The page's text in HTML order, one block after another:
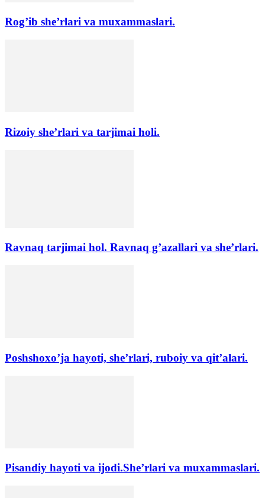
Rog’ib she’rlari va muxammaslari.
Rizoiy she’rlari va tarjimai holi.
Ravnaq tarjimai hol. Ravnaq g’azallari va she’rlari.
Poshshoxo’ja hayoti, she’rlari, ruboiy va qit’alari.
Pisandiy hayoti va ijodi.She’rlari va muxammaslari.